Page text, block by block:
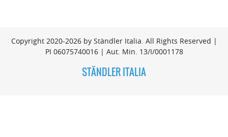
Copyright 2020-2026 by Ständler Italia. All Rights Reserved |
PI 06075740016 | Aut. Min. 13/I/0001178
STÄNDLER ITALIA